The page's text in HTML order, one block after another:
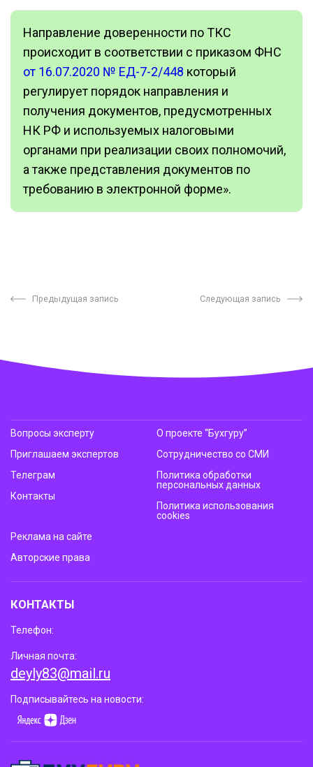
Направление доверенности по ТКС
происходит в соответствии с приказом ФНС
от 16.07.2020 № ЕД-7-2/448 который
регулирует порядок направления и
получения документов, предусмотренных
НК РФ и используемых налоговыми
органами при реализации своих полномочий,
а также представления документов по
требованию в электронной форме».
Предыдущая запись Следующая запись
Вопросы эксперту
Приглашаем экспертов
Телеграм
Контакты
О проекте “Бухгуру”
Сотрудничество со СМИ
Политика обработки
персональных данных
Политика использования
cookies
Реклама на сайте
Авторские права
КОНТАКТЫ
Телефон:
Личная почта:
deyly83@mail.ru
Подписывайтесь на новости: